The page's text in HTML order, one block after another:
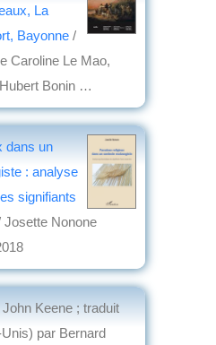
La
Bayonne /
Caroline Le Mao,
Bonin …
dans un
: analyse
signifiants
Josette Nonone
John Keene ; traduit
par Bernard